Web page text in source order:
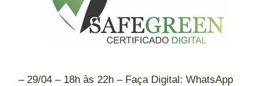
– 29/04 – 18h às 22h – Faça Digital: WhatsApp